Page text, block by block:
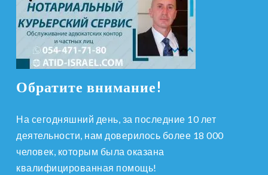
Обратите внимание!
На сегодняшний день, за последние 10 лет
деятельности, нам доверилось более 18 000
человек, которым была оказана
квалифицированная помощь!